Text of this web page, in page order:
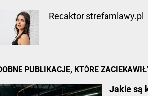
Redaktor strefamlawy.pl
PUBLIKACJE, KTÓRE
Jakie są